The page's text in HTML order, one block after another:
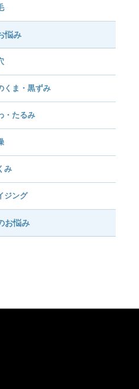
悩み
くま・黒ずみ
・たるみ
み
ジング
お悩み